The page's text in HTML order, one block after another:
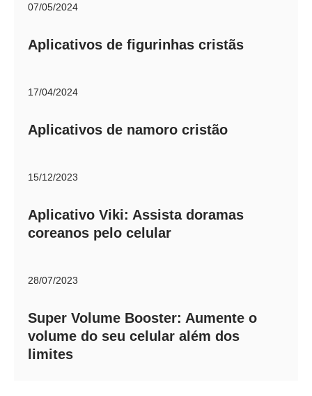
07/05/2024
Aplicativos de figurinhas cristãs
17/04/2024
Aplicativos de namoro cristão
15/12/2023
Aplicativo Viki: Assista doramas
coreanos pelo celular
28/07/2023
Super Volume Booster: Aumente o
volume do seu celular além dos
limites